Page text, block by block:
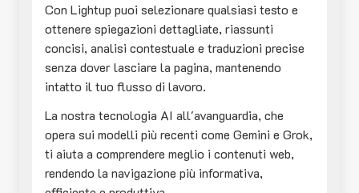
Con Lightup puoi selezionare qualsiasi testo e
ottenere spiegazioni dettagliate, riassunti
concisi, analisi contestuale e traduzioni precise
senza dover lasciare la pagina, mantenendo
intatto il tuo flusso di lavoro.
La nostra tecnologia AI all'avanguardia, che
opera sui modelli più recenti come Gemini e Grok,
ti aiuta a comprendere meglio i contenuti web,
rendendo la navigazione più informativa,